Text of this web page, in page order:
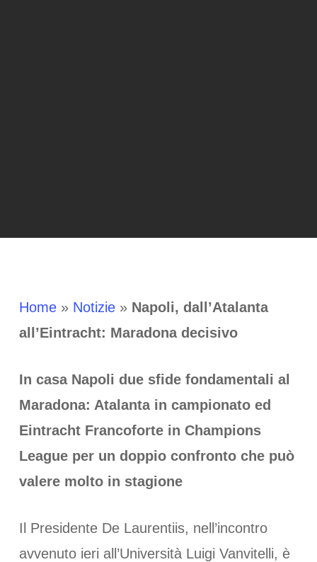
Home» Notizie» Napoli, dall’Atalanta
all’Eintracht: Maradona decisivo
In casa Napoli due sfide fondamentali al
Maradona: Atalanta in campionato ed
Eintracht Francoforte in Champions
League per un doppio confronto che può
valere molto in stagione
Il Presidente De Laurentiis, nell’incontro
avvenuto ieri all’Università Luigi Vanvitelli, è